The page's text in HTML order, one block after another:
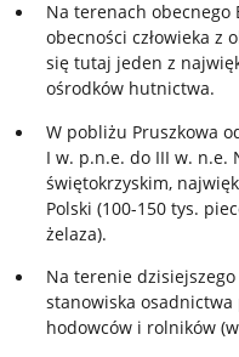
Na terenach
obecności człowieka z
się tutaj jeden z
ośrodków hutnictwa.
W pobliżu Pruszkowa
I w. p.n.e. do III w. n.e.
świętokrzyskim,
Polski (100-150 tys.
żelaza).
Na terenie
stanowiska
hodowców i rolników